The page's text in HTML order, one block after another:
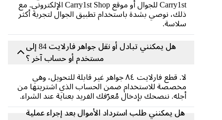
Carry1st للجوال أو موقع Carry1st Shop الإلكتروني. مع
ذلك، نوصي بشدة باستخدام تطبيق الجوال لتجربة أكثر
سلاسة.
هل يمكنني تبادل أو نقل جواهر فارلايت 84 إلى
مستخدم أو حساب آخر ؟
لا. قطع فارلايت ٨٤ جواهر غير قابلة للتحويل، وهي
مخصصة للاستخدام ضمن الحساب الذي اشتريتها من
أجله. ننصحك بإدخال مُعرّفك الفريد بعناية عند الشراء.
هل يمكنني طلب استرداد الأموال بعد إجراء عملية